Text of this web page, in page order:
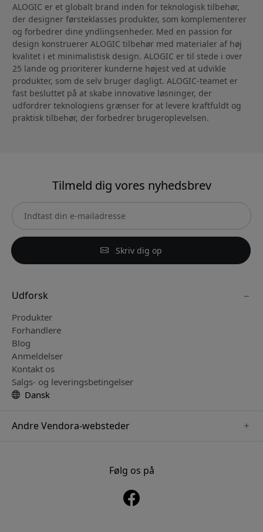
ALOGIC er et globalt brand inden for teknologisk tilbehør,
der designer førsteklasses produkter, som komplementerer
og forbedrer dine yndlingsenheder. Med en passion for
design konstruerer ALOGIC tilbehør med materialer af høj
kvalitet i et minimalistisk design. ALOGIC er til stede i over
25 lande og prioriterer kunderne højest ved at udvikle
produkter, som de selv bruger dagligt. ALOGIC-teamet er
fast besluttet på at skabe innovative løsninger, der
udfordrer teknologiens grænser for at levere kraftfuldt og
praktisk tilbehør, der forbedrer brugeroplevelsen.
Tilmeld dig vores nyhedsbrev
Skriv dig op
Udforsk
Produkter
Forhandlere
Blog
Anmeldelser
Kontakt os
Salgs- og leveringsbetingelser
Dansk
Andre Vendora-websteder
www.nordicsmartlight.seFølg os på